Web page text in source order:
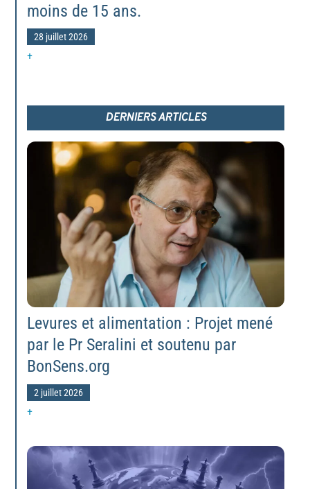
moins de 15 ans.
28 juillet 2026
+
DERNIERS ARTICLES
Levures et alimentation : Projet mené
par le Pr Seralini et soutenu par
BonSens.org
2 juillet 2026
+